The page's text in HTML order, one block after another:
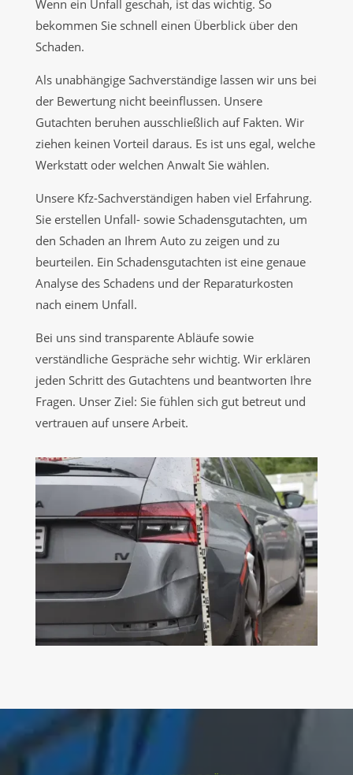
Wenn ein Unfall geschah, ist das wichtig. So
bekommen Sie schnell einen Überblick über den
Schaden.
Als unabhängige Sachverständige lassen wir uns bei
der Bewertung nicht beeinflussen. Unsere
Gutachten beruhen ausschließlich auf Fakten. Wir
ziehen keinen Vorteil daraus. Es ist uns egal, welche
Werkstatt oder welchen Anwalt Sie wählen.
Unsere Kfz-Sachverständigen haben viel Erfahrung.
Sie erstellen Unfall- sowie Schadensgutachten, um
den Schaden an Ihrem Auto zu zeigen und zu
beurteilen. Ein Schadensgutachten ist eine genaue
Analyse des Schadens und der Reparaturkosten
nach einem Unfall.
Bei uns sind transparente Abläufe sowie
verständliche Gespräche sehr wichtig. Wir erklären
jeden Schritt des Gutachtens und beantworten Ihre
Fragen. Unser Ziel: Sie fühlen sich gut betreut und
vertrauen auf unsere Arbeit.